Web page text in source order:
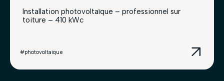
Installation photovoltaïque – professionnel sur
toiture – 410 kWc
#photovoltaique